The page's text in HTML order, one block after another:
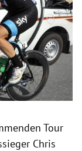
Tour
Chris